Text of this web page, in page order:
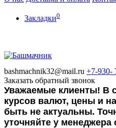
Закладки0
bashmachnik32@mail.ru +7-930-
Заказать обратный звонок
Уважаемые клиенты! В
курсов валют, цены и
быть не актуальны.
уточняйте у менеджера